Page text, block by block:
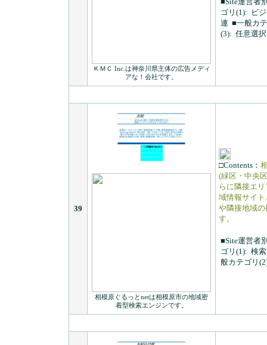
ＫＭＣ Inc.は神奈川県主体の広告メディ
アな！会社です。
ゴリ(1): ビ
連 ■一般カ
(3): 任意選
39
相模原ぐるっとnetは相模原市の地域密
着型検索エンジンです。
□Contents：
(緑区・中央
らに隣接エ
域情報サイ
や隣接地域
す。
■Site運営者
ゴリ(1): 検
般カテゴリ